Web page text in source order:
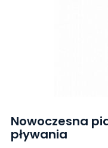
Nowoczesna
pływania